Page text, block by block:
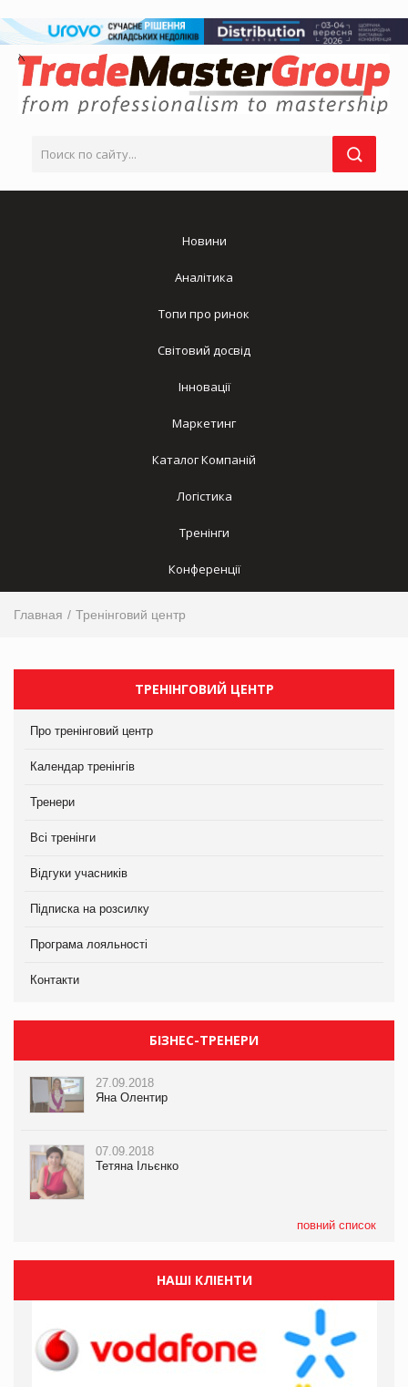
Новини
Аналітика
Топи про ринок
Світовий досвід
Інновації
Маркетинг
Каталог Компаній
Логістика
Тренінги
Конференції
Главная Тренінговий центр
ТРЕНІНГОВИЙ ЦЕНТР
Про тренінговий центр
Календар тренінгів
Тренери
Всі тренінги
Відгуки учасників
Підписка на розсилку
Програма лояльності
Контакти
БІЗНЕС-ТРЕНЕРИ
27.09.2018
Яна Олентир
07.09.2018
Тетяна Ільєнко
повний список
НАШІ КЛІЕНТИ